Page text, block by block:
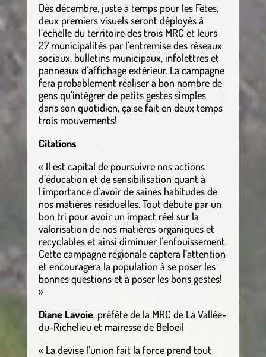
Dès décembre, juste à temps pour les Fêtes,
deux premiers visuels seront déployés à
l’échelle du territoire des trois MRC et leurs
27 municipalités par l’entremise des réseaux
sociaux, bulletins municipaux, infolettres et
panneaux d’affichage extérieur. La campagne
fera probablement réaliser à bon nombre de
gens qu’intégrer de petits gestes simples
dans son quotidien, ça se fait en deux temps
trois mouvements!
Citations
« Il est capital de poursuivre nos actions
d’éducation et de sensibilisation quant à
l’importance d’avoir de saines habitudes de
nos matières résiduelles. Tout débute par un
bon tri pour avoir un impact réel sur la
valorisation de nos matières organiques et
recyclables et ainsi diminuer l’enfouissement.
Cette campagne régionale captera l’attention
et encouragera la population à se poser les
bonnes questions et à poser les bons gestes!
»
Diane Lavoie, préfète de la MRC de La Vallée-
du-Richelieu et mairesse de Beloeil
« La devise l’union fait la force prend tout